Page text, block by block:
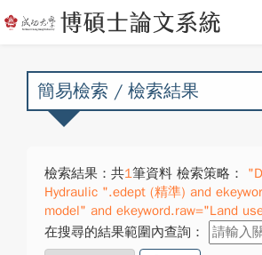
簡易檢索 / 檢索結果
檢索結果：共1筆資料 檢索策略：
Hydraulic ".edept (精準) and
model" and ekeyword.raw="Land
在搜尋的結果範圍內查詢：